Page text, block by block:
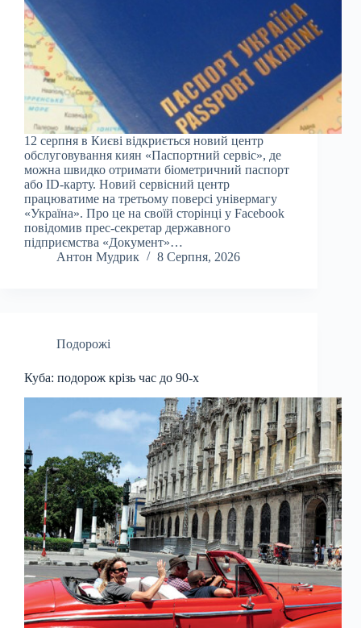
12 серпня в Києві відкриється новий центр
обслуговування киян «Паспортний сервіс», де
можна швидко отримати біометричний паспорт
або ID-карту. Новий сервісний центр
працюватиме на третьому поверсі універмагу
«Україна». Про це на своїй сторінці у Facebook
повідомив прес-секретар державного
підприємства «Документ»…
Антон Мудрик
8 Серпня, 2026
Подорожі
Куба: подорож крізь час до 90-х